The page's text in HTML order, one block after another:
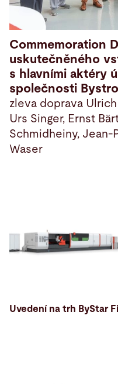
Commemoration
uskutečněného
s hlavními aktéry
společnosti
zleva doprava
Urs Singer, Ernst
Schmidheiny, Jean-
Waser
Uvedení na trh ByStar